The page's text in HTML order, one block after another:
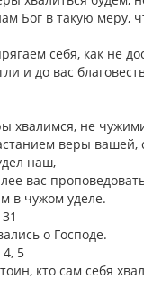
Бог в такую меру,
себя, как не
и до вас
хвалимся, не
веры вашей,
наш,
вас
в чужом уделе.
о Господе.
5
кто сам себя